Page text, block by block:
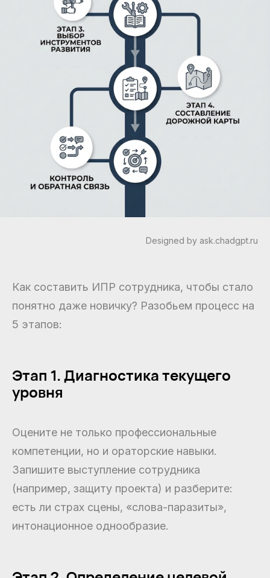
Designed by ask.chadgpt.ru
Как составить ИПР сотрудника, чтобы стало
понятно даже новичку? Разобьем процесс на
5 этапов:
Этап 1. Диагностика текущего
уровня
Оцените не только профессиональные
компетенции, но и ораторские навыки.
Запишите выступление сотрудника
(например, защиту проекта) и разберите:
есть ли страх сцены, «слова-паразиты»,
интонационное однообразие.